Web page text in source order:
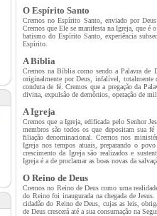
O Espírito Santo
Cremos no Espírito Santo, enviado por
Cremos que Ele se manifesta na Igreja, que é
batismo do Espírito Santo, experiência
Espírito.
A Bíblia
Cremos na Bíblia como sendo a Palavra de
originalmente por Deus, infalível, totalmente
conduta de fé. Cremos que a pregação da
divina, expulsão de demônios, operação de
A Igreja
Cremos que a Igreja, edificada pelo Senhor
membros são todos os que depositam sua
filiação denominacional. Cremos nos
Igreja nos tempos atuais, preparando o
crescimento da Igreja são realizados e
Igreja é a de proclamar as boas novas da
O Reino de Deus
Cremos no Reino de Deus como uma
do Reino foi inaugurada na chegada de
cidadão do Reino de Deus, cujas as leis,
de Deus crescerá até a sua consumação na